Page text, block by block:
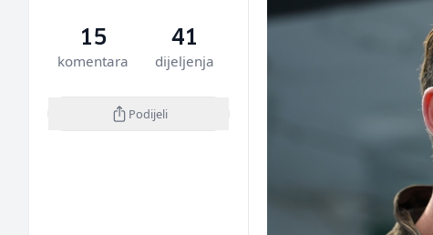
15
komentara
41
dijeljenja
Podijeli